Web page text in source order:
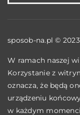
sposob-na.pl ©
W ramach naszej
Korzystanie z
oznacza, że będą
urządzeniu
w każdym